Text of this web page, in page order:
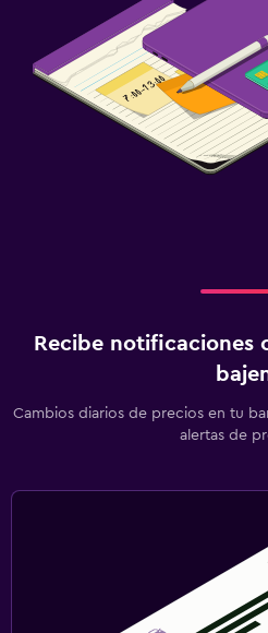
Recibe notificaciones
Cambios diarios de precios en tu
alertas de